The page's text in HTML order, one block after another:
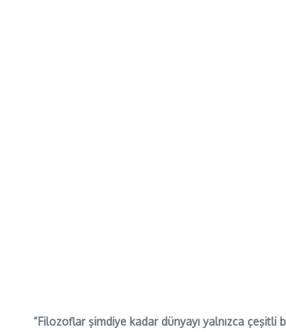
“Filozoflar şimdiye kadar dünyayı yalnızca